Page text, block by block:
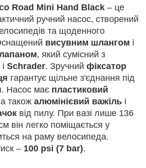
Road Mini Hand Black – це
ручний насос, створений
та щоденного
висувним шлангом і
, який сумісний з
і Schrader. Зручний фіксатор
гарантує щільне з'єднання під
Насос має пластиковий
також алюмінієвий важіль і
від пилу. При вазі лише 136
він легко поміщається у
на раму велосипеда.
– 100 psi (7 bar).